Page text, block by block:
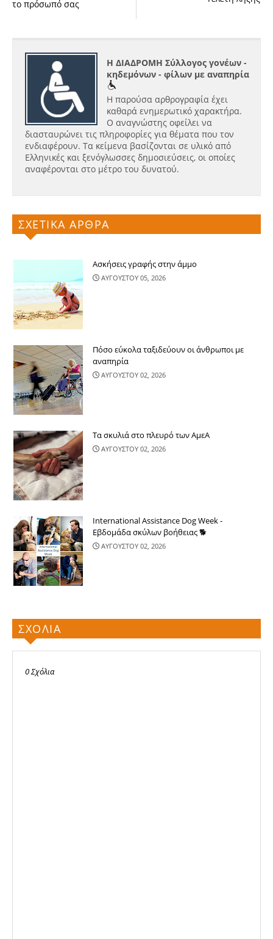
το πρόσωπό σας
Η ΔΙΑΔΡΟΜΗ Σύλλογος γονέων -
κηδεμόνων - φίλων με αναπηρία
Η παρούσα αρθρογραφία έχει
καθαρά ενημερωτικό χαρακτήρα.
Ο αναγνώστης οφείλει να
διασταυρώνει τις πληροφορίες για θέματα που τον
ενδιαφέρουν. Τα κείμενα βασίζονται σε υλικό από
Ελληνικές και ξενόγλωσσες δημοσιεύσεις, οι οποίες
αναφέρονται στο μέτρο του δυνατού.
ΣΧΕΤΙΚΑ ΑΡΘΡΑ
Ασκήσεις γραφής στην άμμο
ΑΥΓΟΥΣΤΟΥ 05, 2026
Πόσο εύκολα ταξιδεύουν οι άνθρωποι με
αναπηρία
ΑΥΓΟΥΣΤΟΥ 02, 2026
Τα σκυλιά στο πλευρό των ΑμεΑ
ΑΥΓΟΥΣΤΟΥ 02, 2026
International Assistance Dog Week -
Εβδομάδα σκύλων βοήθειας 🐕
ΑΥΓΟΥΣΤΟΥ 02, 2026
ΣΧΟΛΙΑ
0 Σχόλια